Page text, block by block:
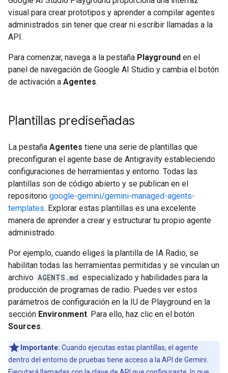
visual para crear prototipos y aprender a compilar agentes
administrados sin tener que crear ni escribir llamadas a la
API.
Para comenzar, navega a la pestaña Playground en el
panel de navegación de Google AI Studio y cambia el botón
de activación a Agentes.
Plantillas prediseñadas
La pestaña Agentes tiene una serie de plantillas que
preconfiguran el agente base de Antigravity estableciendo
configuraciones de herramientas y entorno. Todas las
plantillas son de código abierto y se publican en el
repositorio google-gemini/gemini-managed-agents-
templates. Explorar estas plantillas es una excelente
manera de aprender a crear y estructurar tu propio agente
administrado.
Por ejemplo, cuando eliges la plantilla de IA Radio, se
habilitan todas las herramientas permitidas y se vinculan un
archivo AGENTS.md especializado y habilidades para la
producción de programas de radio. Puedes ver estos
parámetros de configuración en la IU de Playground en la
sección Environment. Para ello, haz clic en el botón
Sources.
Importante: Cuando ejecutas estas plantillas, el agente
dentro del entorno de pruebas tiene acceso a la API de Gemini.